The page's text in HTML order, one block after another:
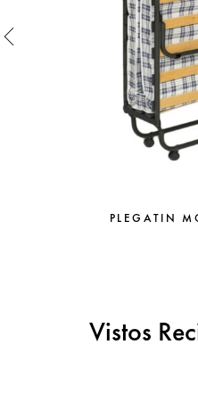
PLEGATIN
Vistos